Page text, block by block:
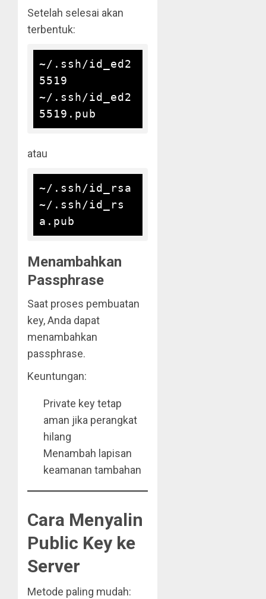
Setelah selesai akan
terbentuk:
~/.ssh/id_ed2
5519
~/.ssh/id_ed2
atau
~/.ssh/id_rsa
~/.ssh/id_rs
Menambahkan
Passphrase
Saat proses pembuatan
key, Anda dapat
menambahkan
passphrase.
Keuntungan:
Private key tetap
aman jika perangkat
hilang
Menambah lapisan
keamanan tambahan
Cara Menyalin
Public Key ke
Server
Metode paling mudah: